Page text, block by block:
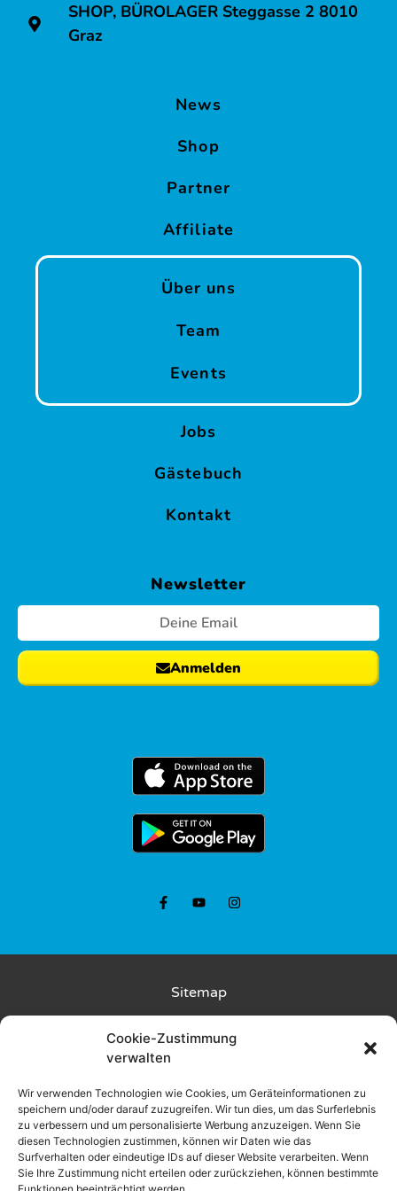
Cookie-Zustimmung
verwalten
Wir verwenden Technologien wie Cookies, um Geräteinformationen zu
speichern und/oder darauf zuzugreifen. Wir tun dies, um das Surferlebnis
zu verbessern und um personalisierte Werbung anzuzeigen. Wenn Sie
diesen Technologien zustimmen, können wir Daten wie das
Surfverhalten oder eindeutige IDs auf dieser Website verarbeiten. Wenn
Sie Ihre Zustimmung nicht erteilen oder zurückziehen, können bestimmte
SHOP, BÜROLAGER Steggasse 2 8010
Graz
News
Shop
Partner
Affiliate
Über uns
Team
Events
Jobs
Gästebuch
Kontakt
Newsletter
Anmelden
Liefer- und Zahlungsbedingungen
Kunde wirbt Kunde
Sitemap
Datenschutz